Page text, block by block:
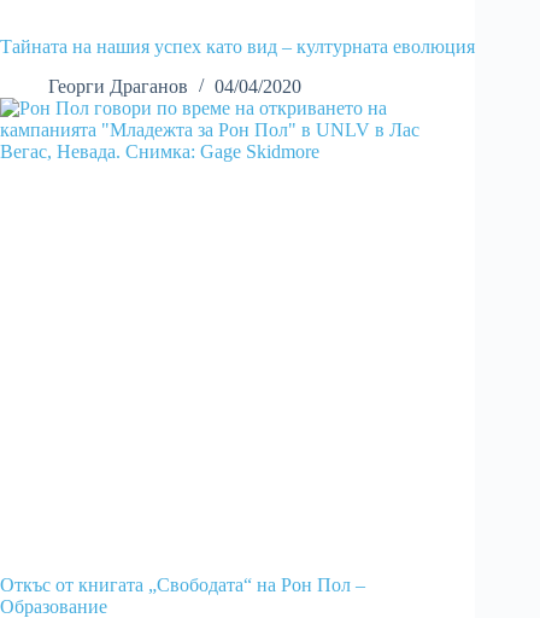
Тайната на нашия успех като вид – културната еволюция
Георги Драганов
04/04/2020
Откъс от книгата „Свободата“ на Рон Пол –
Образование